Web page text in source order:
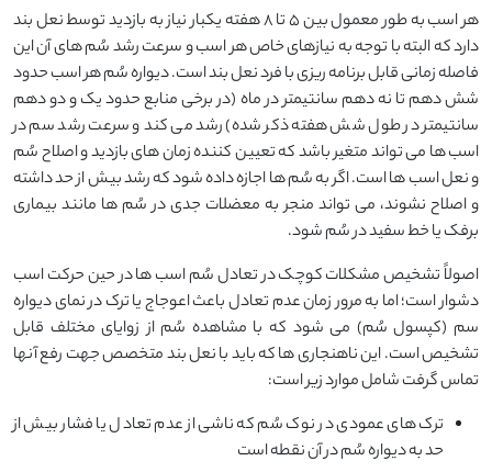
هر اسب به طور معمول بین ۵ تا ۸ هفته یکبار نیاز به بازدید توسط نعل بند
دارد که البته با توجه به نیازهای خاص هر اسب و سرعت رشد سُم های آن این
فاصله زمانی قابل برنامه ریزی با فرد نعل بند است. دیواره سُم هر اسب حدود
شش دهم تا نه دهم سانتیمتر در ماه (در برخی منابع حدود یک و دو دهم
سانتیمتر در طول شش هفته ذکر شده) رشد می کند و سرعت رشد سم در
اسب ها می تواند متغیر باشد که تعیین کننده زمان های بازدید و اصلاح سُم
و نعل اسب ها است. اگر به سُم ها اجازه داده شود که رشد بیش از حد داشته
و اصلاح نشوند، می تواند منجر به معضلات جدی در سُم ها مانند بیماری
برفک یا خط سفید در سُم شود.
اصولاً تشخیص مشکلات کوچک در تعادل سُم اسب ها در حین حرکت اسب
دشوار است؛ اما به مرور زمان عدم تعادل باعث اعوجاج یا ترک در نمای دیواره
سم (کپسول سُم) می شود که با مشاهده سُم از زوایای مختلف قابل
تشخیص است. این ناهنجاری ها که باید با نعل بند متخصص جهت رفع آنها
تماس گرفت شامل موارد زیر است:
ترک های عمودی در نوک سُم که ناشی از عدم تعادل یا فشار بیش از
حد به دیواره سُم در آن نقطه است